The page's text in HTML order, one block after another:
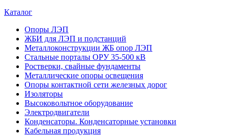
Каталог
Опоры ЛЭП
ЖБИ для ЛЭП и подстанций
Металлоконструкции ЖБ опор ЛЭП
Стальные порталы ОРУ 35-500 кВ
Ростверки, свайные фундаменты
Металлические опоры освещения
Опоры контактной сети железных дорог
Изоляторы
Высоковольтное оборудование
Электродвигатели
Конденсаторы. Конденсаторные установки
Кабельная продукция